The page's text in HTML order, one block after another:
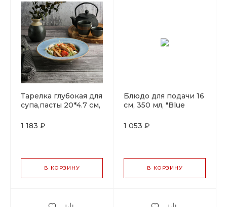
Тарелка глубокая для
супа,пасты 20*4.7 см,
P.L. Proff Cuisine
1 183 ₽
В КОРЗИНУ
Блюдо для подачи 16
см, 350 мл, "Blue
Cuisine
1 053 ₽
В КОРЗИНУ